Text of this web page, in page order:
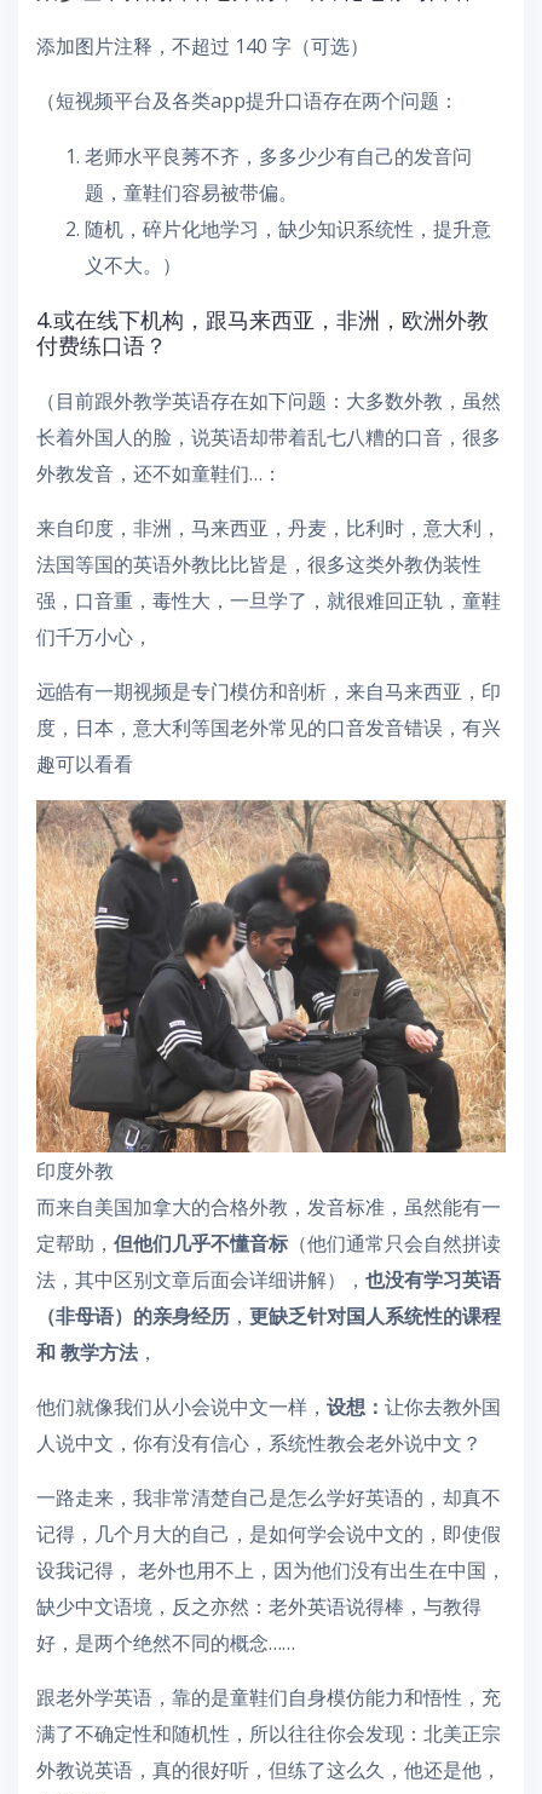
添加图片注释，不超过 140 字（可选）
（短视频平台及各类app提升口语存在两个问题：
老师水平良莠不齐，多多少少有自己的发音问
题，童鞋们容易被带偏。
随机，碎片化地学习，缺少知识系统性，提升意
义不大。）
4.或在线下机构，跟马来西亚，非洲，欧洲外教
付费练口语？
（目前跟外教学英语存在如下问题：大多数外教，虽然
长着外国人的脸，说英语却带着乱七八糟的口音，很多
外教发音，还不如童鞋们…：
来自印度，非洲，马来西亚，丹麦，比利时，意大利，
法国等国的英语外教比比皆是，很多这类外教伪装性
强，口音重，毒性大，一旦学了，就很难回正轨，童鞋
们千万小心，
远皓有一期视频是专门模仿和剖析，来自马来西亚，印
度，日本，意大利等国老外常见的口音发音错误，有兴
趣可以看看
印度外教
而来自美国加拿大的合格外教，发音标准，虽然能有一
定帮助， 但他们几乎不懂音标 （他们通常只会自然拼读
法，其中区别文章后面会详细讲解）， 也没有学习英语
（非母语）的亲身经历 ， 更缺乏针对国人系统性的课程
和 教学方法 ，
他们就像我们从小会说中文一样， 设想： 让你去教外国
人说中文，你有没有信心，系统性教会老外说中文？
一路走来，我非常清楚自己是怎么学好英语的，却真不
记得，几个月大的自己，是如何学会说中文的，即使假
设我记得， 老外也用不上，因为他们没有出生在中国，
缺少中文语境，反之亦然：老外英语说得棒，与教得
好，是两个绝然不同的概念……
跟老外学英语，靠的是童鞋们自身模仿能力和悟性，充
满了不确定性和随机性，所以往往你会发现：北美正宗
外教说英语，真的很好听，但练了这么久，他还是他，